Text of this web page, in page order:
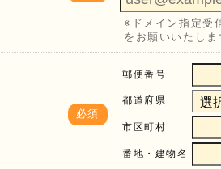
※ドメイン指定受
をお願いいたしま
必須
郵便番号
都道府県
市区町村
番地・建物名